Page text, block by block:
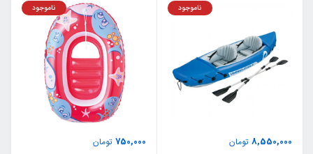
8,550,000 تومان
ناموجود
750,000 تومان
ناموجود